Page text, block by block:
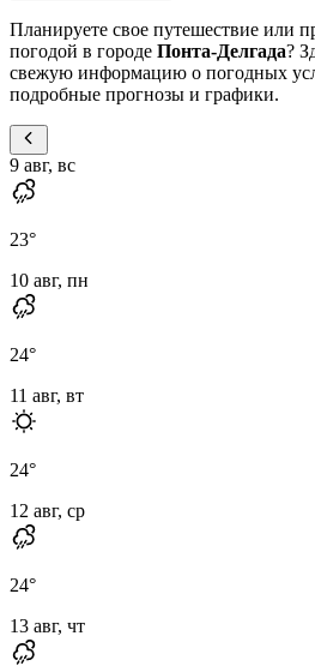
Планируете свое путешествие или
погодой в городе Понта-Делгада?
свежую информацию о погодных
подробные прогнозы и графики.
9 авг, вс
23°
10 авг, пн
24°
11 авг, вт
24°
12 авг, ср
24°
13 авг, чт